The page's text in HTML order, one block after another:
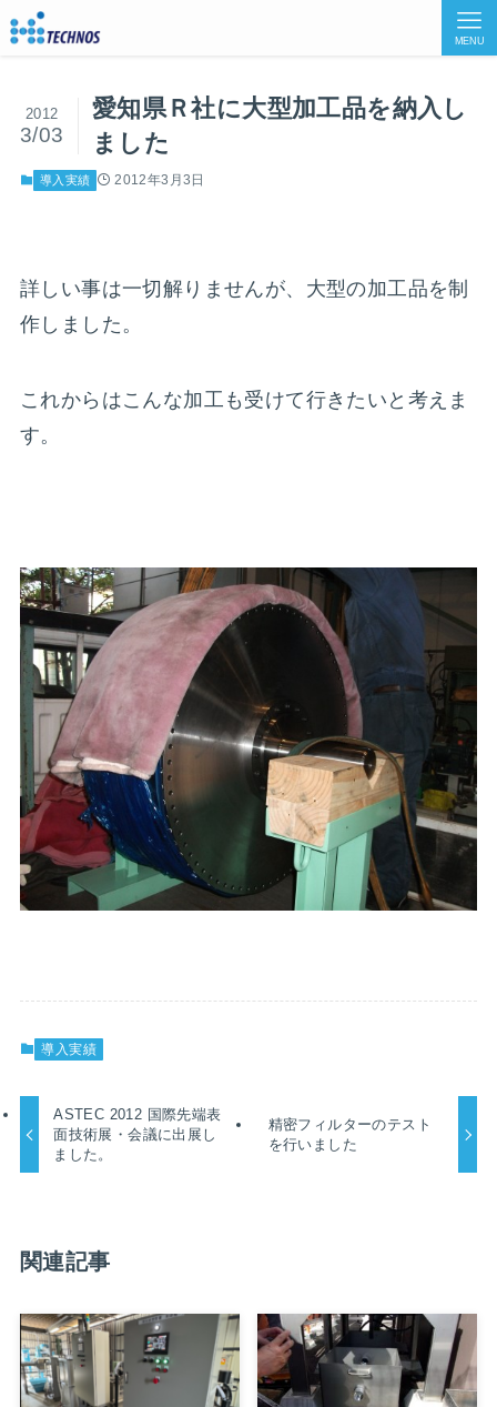
MENU
愛知県Ｒ社に大型加工品を納入し
ました
2012
3/03
導入実績 2012年3月3日
詳しい事は一切解りませんが、大型の加工品を制
作しました。
これからはこんな加工も受けて行きたいと考えま
す。
導入実績
ASTEC 2012 国際先端表
面技術展・会議に出展し
ました。
精密フィルターのテスト
を行いました
関連記事